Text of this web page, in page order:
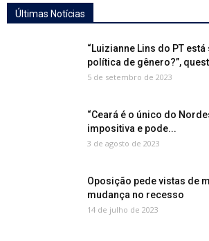
Últimas Notícias
“Luizianne Lins do PT
política de gênero?”,
5 de setembro de 2023
“Ceará é o único do
impositiva e pode...
3 de agosto de 2023
Oposição pede vistas de
mudança no recesso
14 de julho de 2023